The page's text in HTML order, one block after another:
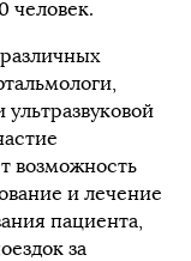
человек.
возможность
и лечение
пациента,
за